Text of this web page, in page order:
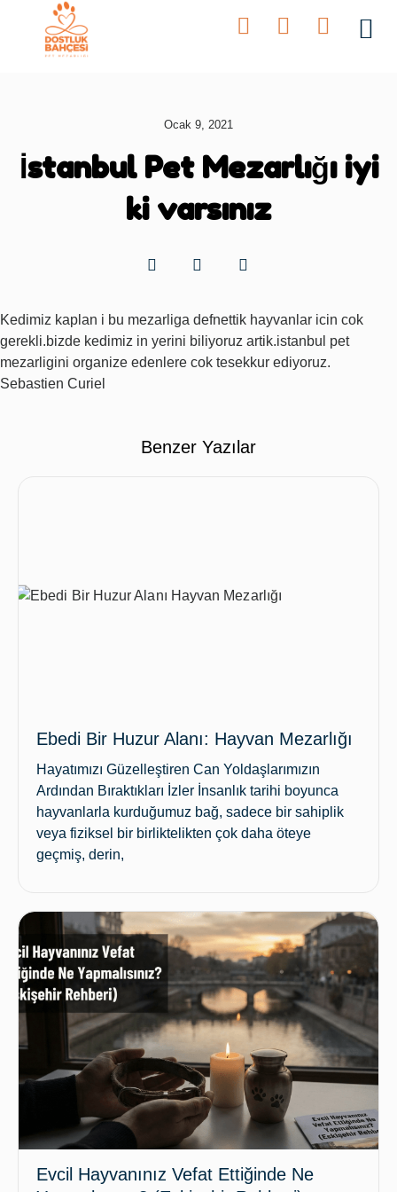
Ocak 9, 2021
İstanbul Pet Mezarlığı iyi
ki varsınız
Kedimiz kaplan i bu mezarliga defnettik hayvanlar icin cok
gerekli.bizde kedimiz in yerini biliyoruz artik.istanbul pet
mezarligini organize edenlere cok tesekkur ediyoruz.
Sebastien Curiel
Benzer Yazılar
Ebedi Bir Huzur Alanı: Hayvan Mezarlığı
Hayatımızı Güzelleştiren Can Yoldaşlarımızın
Ardından Bıraktıkları İzler İnsanlık tarihi boyunca
hayvanlarla kurduğumuz bağ, sadece bir sahiplik
veya fiziksel bir birliktelikten çok daha öteye
geçmiş, derin,
Evcil Hayvanınız Vefat Ettiğinde Ne